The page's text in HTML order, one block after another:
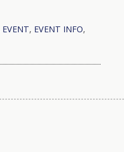
EVENT, EVENT INFO,